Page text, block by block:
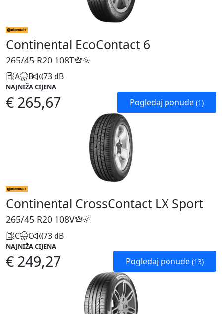
Continental EcoContact 6
265/45 R20 108T
A B 73 dB
NAJNIŽA CIJENA
€ 265,67 Pogledaj ponude (1)
Continental CrossContact LX Sport
265/45 R20 108V
C C 73 dB
NAJNIŽA CIJENA
€ 249,27 Pogledaj ponude (13)